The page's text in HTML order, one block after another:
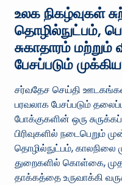
உலக நிகழ்வுகள்
தொழில்நுட்பம்,
சுகாதாரம்
பேசப்படும்
சர்வதேச செய்தி
பரவலாக பேசப்படும்
போக்குகளின் ஒரு
பிரிவுகளில் நடைபெறும்
தொழில்நுட்பம், காலநிலை
துறைகளில் கொள்கை,
தாக்கத்தை உருவாக்கி